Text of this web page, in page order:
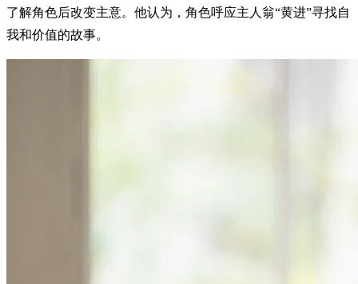
了解角色后改变主意。他认为，角色呼应主人翁“黄进”寻找自
我和价值的故事。